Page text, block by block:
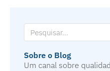
Sobre o Blog
Um canal sobre